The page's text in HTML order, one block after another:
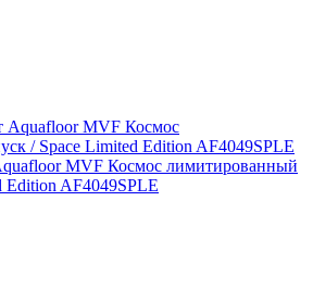
MVF Космос лимитированный
Edition AF4049SPLE